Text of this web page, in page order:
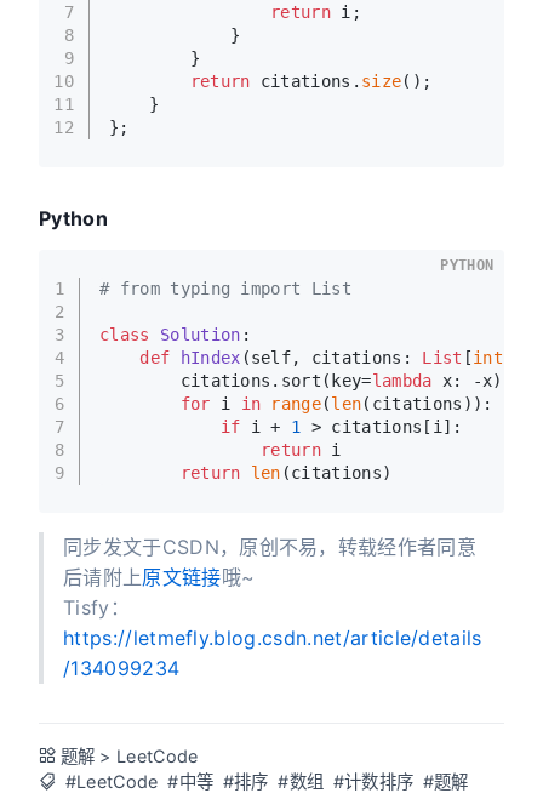
7
8
9
10
11
12
return i;
            }
        }
return citations. size();
    }
};
Python
1
2
3
4
5
6
7
8
9
# from typing import List
class Solution :
def
hIndex (self, citations: List [int
        citations.sort(key=
lambda x: -x)
for i in range(len(citations)):
if i + 1
> citations[i]:
return i
return
len (citations)
PYTHON
同步发文于CSDN，原创不易，转载经作者同意
后请附上原文链接哦~
Tisfy：
https://letmefly.blog.csdn.net/article/details
/134099234
题解 > LeetCode
#LeetCode #中等 #排序 #数组 #计数排序 #题解